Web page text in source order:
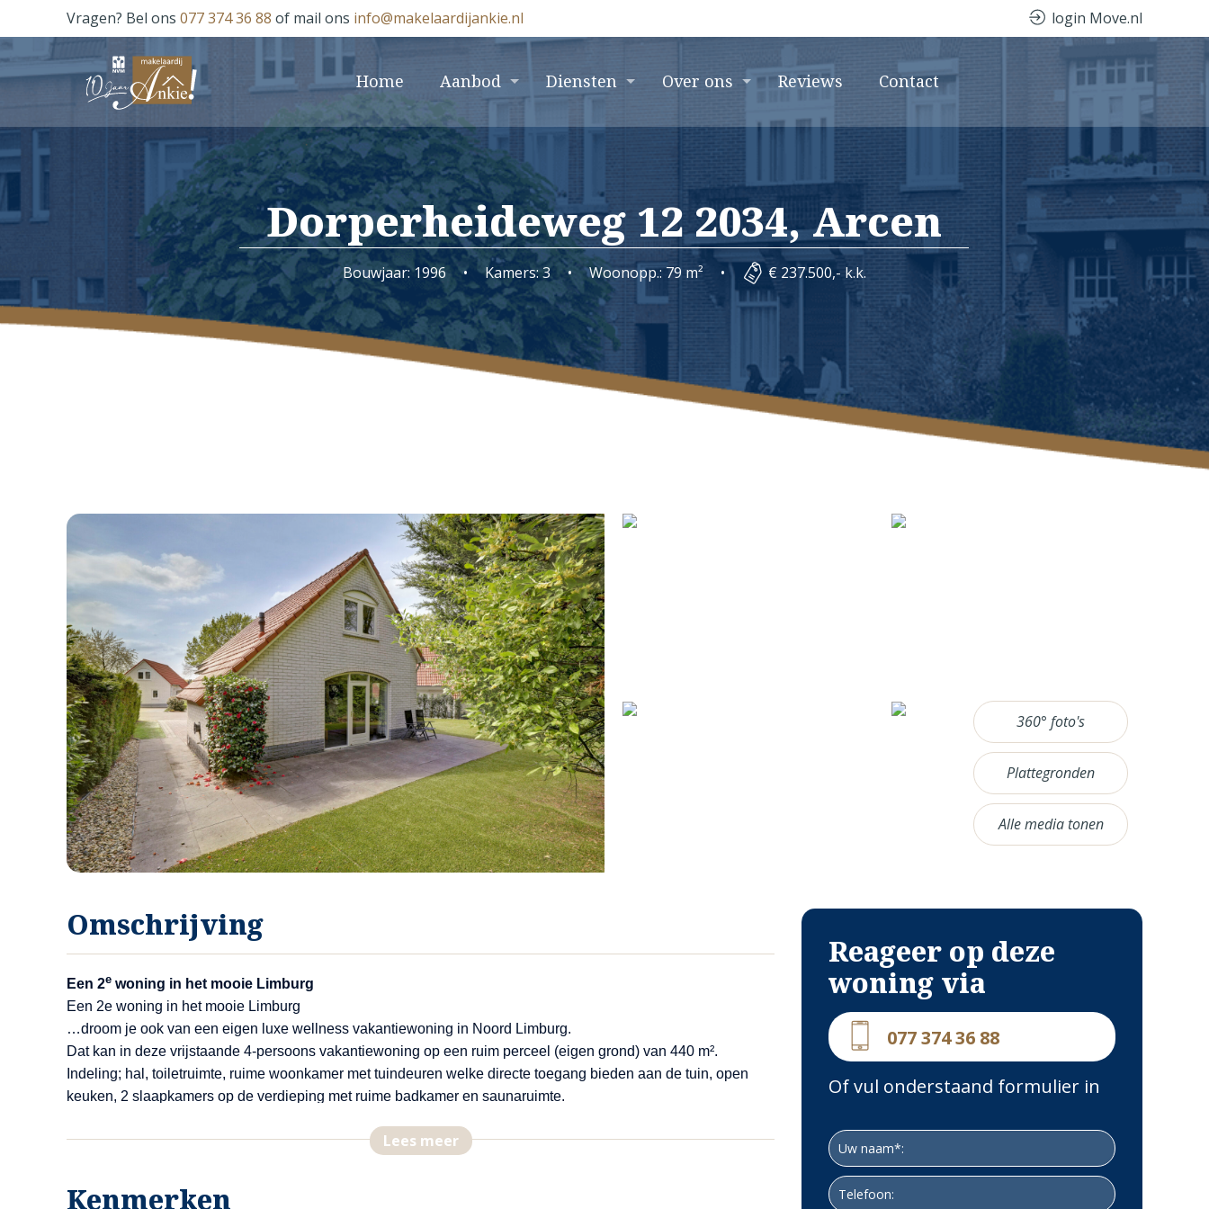
Vragen? Bel ons077 374 36 88 of mail ons info@makelaardijankie.nl login Move.nl
Home Aanbod Diensten Over ons Reviews Contact
Dorperheideweg 12 2034, Arcen
Bouwjaar: 1996 • Kamers: 3 • Woonopp.: 79 m² • € 237.500,- k.k.
360° foto's
Plattegronden
Alle media tonen
Omschrijving
Een 2e woning in het mooie Limburg
Een 2e woning in het mooie Limburg
…droom je ook van een eigen luxe wellness vakantiewoning in Noord Limburg.
Dat kan in deze vrijstaande 4-persoons vakantiewoning op een ruim perceel (eigen grond) van 440 m².
Indeling; hal, toiletruimte, ruime woonkamer met tuindeuren welke directe toegang bieden aan de tuin, open
keuken, 2 slaapkamers op de verdieping met ruime badkamer en saunaruimte.
Gelegen op een ruim opgezet park gelegen in bosrijke omgeving…horend bij de prachtige karaktervolle plaats
Het is hier echt genieten van de rust en de omgeving……
Lees meer
Kenmerken
Reageer op deze
woning via
077 374 36 88
Of vul onderstaand formulier in